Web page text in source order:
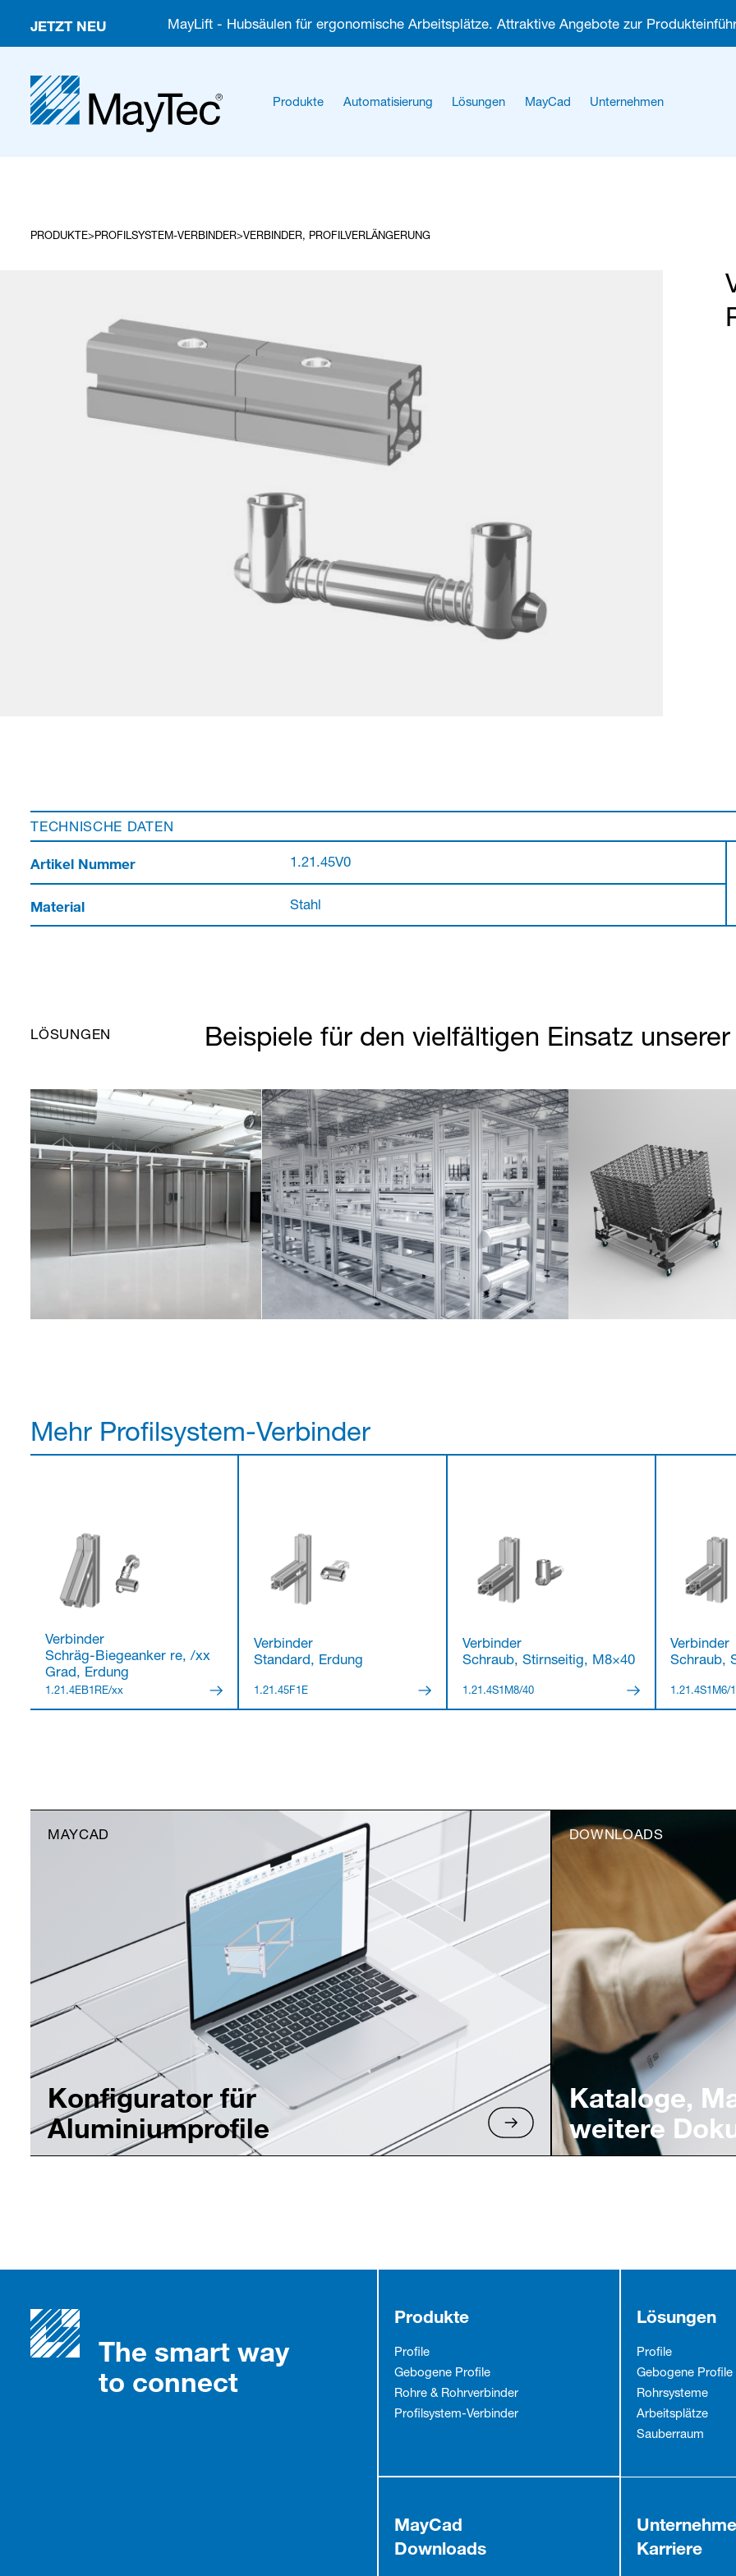
JETZT NEU MayLift - Hubsäulen für ergonomische Arbeitsplätze. Attraktive Angebote zur
Produkte Automatisierung Lösungen MayCad Unternehmen
PRODUKTE PROFILSYSTEM-VERBINDER VERBINDER, PROFILVERLÄNGERUNG
TECHNISCHE DATEN
Artikel Nummer 1.21.45V0
Material Stahl
LÖSUNGEN Beispiele für den vielfältigen Einsatz
Mehr Profilsystem-Verbinder
Verbinder
Schräg-Biegeanker re, /xx
Grad, Erdung
1.21.4EB1RE/xx
Verbinder
Standard, Erdung
1.21.45F1E
Verbinder
Schraub, Stirnseitig, M8×40
1.21.4S1M8/40
Verbinder
Schraub,
1.21.4S1M6/
MAYCAD
Konfigurator für
Aluminiumprofile
DOWNLOADS
Kataloge,
weitere
The smart way
to connect
Produkte
Profile
Gebogene Profile
Rohre & Rohrverbinder
Profilsystem-Verbinder
Lösungen
Profile
Gebogene Profile
Rohrsysteme
Arbeitsplätze
Sauberraum
MayCad
Downloads
Karriere
Partner Login